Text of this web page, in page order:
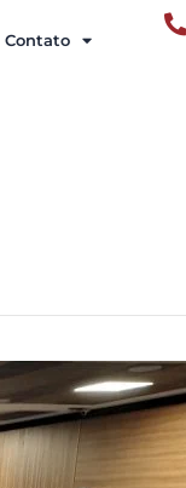
Contato